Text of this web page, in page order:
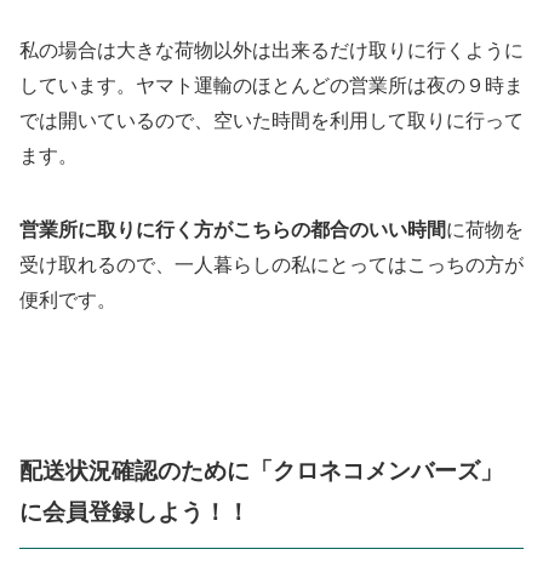
私の場合は大きな荷物以外は出来るだけ取りに行くように
しています。ヤマト運輸のほとんどの営業所は夜の９時ま
では開いているので、空いた時間を利用して取りに行って
ます。
営業所に取りに行く方がこちらの都合のいい時間に荷物を
受け取れるので、一人暮らしの私にとってはこっちの方が
便利です。
配送状況確認のために「クロネコメンバーズ」
に会員登録しよう！！